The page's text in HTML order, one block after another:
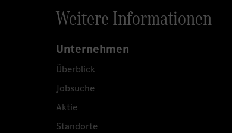
Weitere Informationen
Unternehmen
Überblick
Jobsuche
Aktie
Standorte